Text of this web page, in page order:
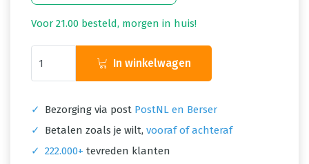
Voor 21.00 besteld, morgen in huis!
In winkelwagen
✓ Bezorging via post PostNL en Berser
✓
Betalen zoals je wilt, vooraf of achteraf
✓ 222.000+ tevreden klanten